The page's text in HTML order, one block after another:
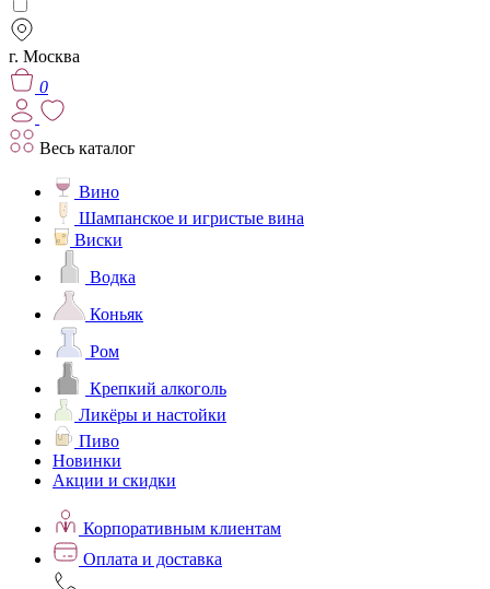
г. Москва
0
Весь каталог
Вино
Шампанское и игристые вина
Виски
Водка
Коньяк
Ром
Крепкий алкоголь
Ликёры и настойки
Пиво
Новинки
Акции и скидки
Корпоративным клиентам
Оплата и доставка